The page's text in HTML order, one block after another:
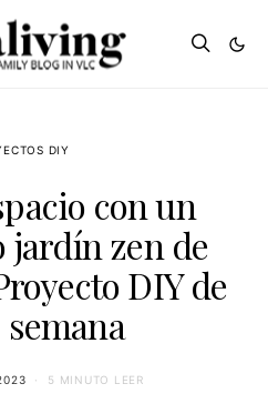
DIY
con un
zen de
DIY de
5 MINUTO LEER